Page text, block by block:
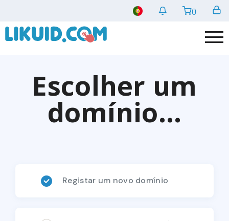
0
Escolher um
domínio...
Registar um novo domínio